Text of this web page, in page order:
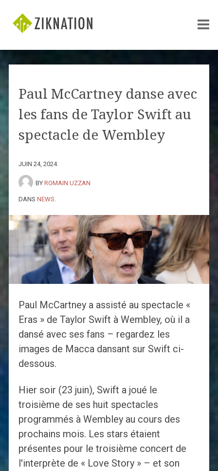
Paul McCartney danse avec
les fans de Taylor Swift au
spectacle de Wembley
JUIN 24, 2024
BY ROMAIN UZZAN
DANS NEWS
Paul McCartney a assisté au spectacle «
Eras » de Taylor Swift à Wembley, où il a
dansé avec ses fans – regardez les
images de Macca dansant sur Swift ci-
dessous.
Hier soir (23 juin), Swift a joué le
troisième de ses huit spectacles
programmés à Wembley au cours des
prochains mois. Les stars étaient
présentes pour le troisième concert de
l'interprète de « Love Story » – et son